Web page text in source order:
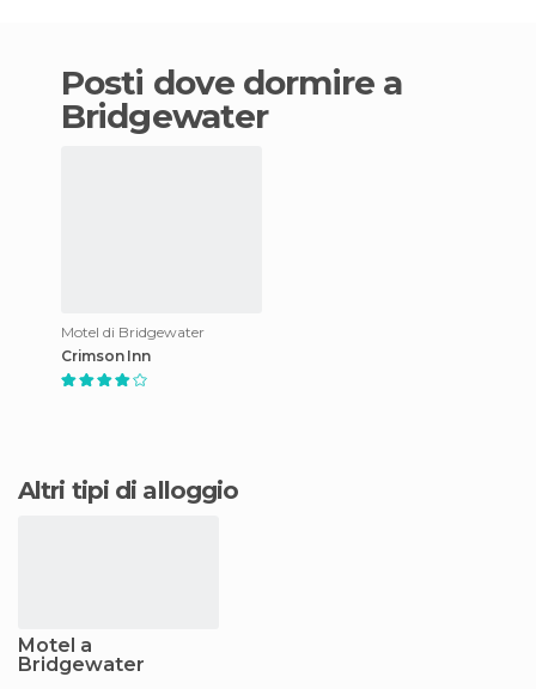
Posti dove dormire a
Bridgewater
Motel di Bridgewater
Crimson Inn
Altri tipi di alloggio
Motel a
Bridgewater